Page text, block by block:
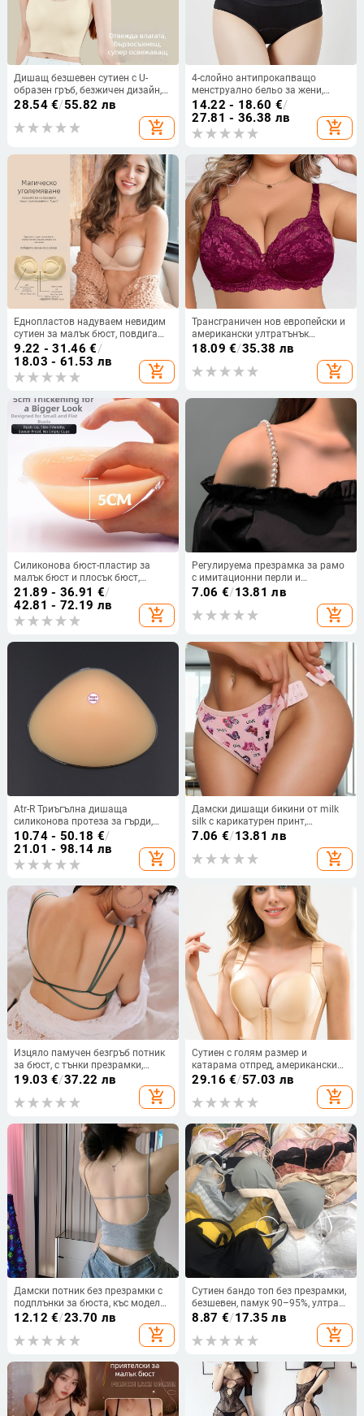
Дишащ безшевен сутиен с U-
образен гръб, безжичен дизайн,
вътрешни чашки и подплънки
28.54€/55.82 лв
add_shopping_cart
4-слойно антипрокапващо
менструално бельо за жени,
средна талия, голям размер
14.22 - 18.60 €/
27.81 - 36.38 лв
add_shopping_cart
Еднопластов надуваем невидим
сутиен за малък бюст, повдигащ
и оформящ, безшевен дизайн, с
двойни презрамки и странична
катарама, Nylon 95% с подплата
от Spandex
9.22 - 31.46 €/
18.03 - 61.53 лв
add_shopping_cart
Трансграничен нов европейски и
американски ултратънък
двуредов сутиен с дантела от
стоманени пръстени, регулируем,
голям размер
18.09 €/35.38 лв
add_shopping_cart
Силиконова бюст-пластир за
малък бюст и плосък бюст,
удебелен, невидим при носене, за
сватбени фотосесии
21.89 - 36.91 €/
42.81 - 72.19 лв
add_shopping_cart
Регулируема презрамка за рамо
с имитационни перли и
отстранима верига за горно
7.06 €/13.81 лв
add_shopping_cart
Atr-R Триъгълна дишаща
силиконова протеза за гърди,
изкуствена гърда,
постоперативна протеза за
гърди, производител на едро
10.74 - 50.18 €/
21.01 - 98.14 лв
add_shopping_cart
Дамски дишащи бикини от milk
silk с карикатурен принт,
регулируема средна талия
7.06 €/13.81 лв
add_shopping_cart
Изцяло памучен безгръб потник
за бюст, с тънки презрамки,
пълна чашка, дишащ дизайн
19.03 €/37.22 лв
add_shopping_cart
Сутиен с голям размер и
катарама отпред, американски
гръб, седем реда, голям бюст,
малък размер, тънък набор,
регулируем, против увисване
29.16 €/57.03 лв
add_shopping_cart
Дамски потник без презрамки с
подплънки за бюста, къс модел
за слоево носене, открит гръб, с
12.12 €/23.70 лв
add_shopping_cart
Сутиен бандо топ без презрамки,
безшевен, памук 90–95%, ултра
тънки формовани чашки,
триъгълни чаши, дължина до
корема
8.87 €/17.35 лв
add_shopping_cart